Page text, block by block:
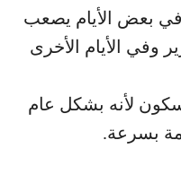
بعض الأيام يصعب
وفي الأيام الأخرى
لأنه بشكل عام
بسرعة.